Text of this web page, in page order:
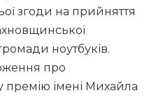
згоди на прийняття
ноутбуків.
про
премію імені Михайла